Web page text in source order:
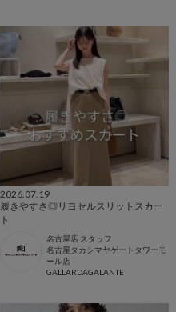
2026.07.19
履きやすさ◎リヨセルスリットスカー
ト
名古屋店 スタッフ
名古屋タカシマヤゲートタワーモ
ール店
GALLARDAGALANTE